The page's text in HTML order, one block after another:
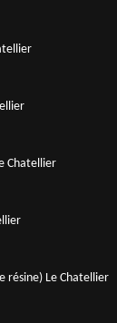
Chatellier
résine) Le Chatellier